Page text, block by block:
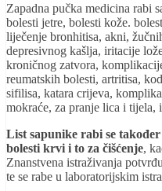
Zapadna pučka medicina rabi
bolesti jetre, bolesti kože.
liječenje bronhitisa, akni,
depresivnog kašlja, iritacije
kroničnog zatvora,
reumatskih bolesti, artritisa,
sifilisa, katara crijeva,
mokraće, za pranje lica i tijela,
List sapunike rabi se
bolesti krvi i to za čišćenje,
Znanstvena istraživanja
te se rabe u laboratorijskim